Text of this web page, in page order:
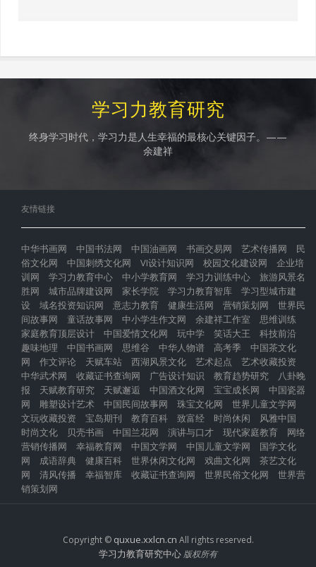
学习力教育研究
终身学习时代，学习力是人生幸福的最核心关键因子。——
余建祥
友情链接
中华书画网 中国书法网 中国油画网 书画交易网 艺术传播网
民
俗文化网
中国刺绣文化网 VI设计知识网 校园文化建设网
企业培
训网
学习力教育中心 中小学教育网 学习力训练中心
旅游风景名
胜网
城市品牌建设网 家长学院 学习力教育智库
学习型城市建
设
域名投资知识网 意志力教育 健康生活网 营销策划网
世界民
间故事网
童话故事网 中小学生作文网 余建祥工作室
思维训练
家庭教育顶层设计
中国爱情文化网 玩中学 笑话大王
科技前沿
趣味地理
中国书画网 思维谷 中华人物谱 高考季
中国茶文化
网
作文评论 天赋车站 西湖风景文化 艺术起点
艺术收藏投资
中华武术网
收藏证书查询网 广告设计知识 教育趋势研究
八卦晚
报
天赋教育研究 天赋邂逅 中国酒文化网 宝宝成长网
中国瓷器
网
雕塑设计艺术 中国民间故事网 珠宝文化网
世界儿童文学网
文玩收藏投资
宝岛期刊 教育百科 致富经 时尚休闲
风雅中国
时尚文化
贝壳书画 中国兰花网 演讲与口才 现代家庭教育
网络
营销传播网
幸福教育网 中国文学网 中国儿童文学网
国学文化
网
成语辞典 健康百科 世界休闲文化网 戏曲文化网
茶艺文化
网
清风传播 幸福智库 收藏证书查询网 世界民俗文化网
世界营
销策划网
Copyright © quxue.xxlcn.cn All rights reserved.
学习力教育研究中心 版权所有